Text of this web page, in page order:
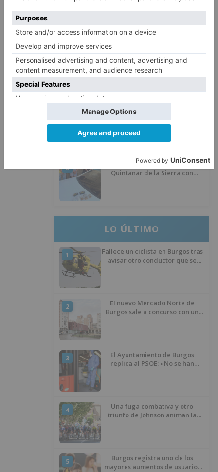
2
Calor y posibles tormentas en
de agosto
3
Santiago Lencina, nuevo
refuerzo del Burgos CF para la
temporada 2026/27
El Burgos CF anuncia que Álex
Lizancos ha sido operado con
éxito del menisco de su rodilla
5
Detenidas tres personas en
Quintanar de la Sierra con
LO ÚLTIMO
1
Fallece un ciclista en Burgos tras
avisar otro conductor que se
2
El nuevo Mercado Norte de
Burgos sale a concurso con un
3
El Ayuntamiento de Burgos
replica al PSOE: «No se han
4
Una fuga combativa y otro
triunfo de Johnson animan la
5
Burgos registra uno de los
mayores aumentos de usuarios